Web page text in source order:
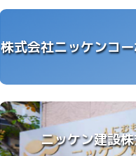
株式会社ニッケンコ
ニッケン建設